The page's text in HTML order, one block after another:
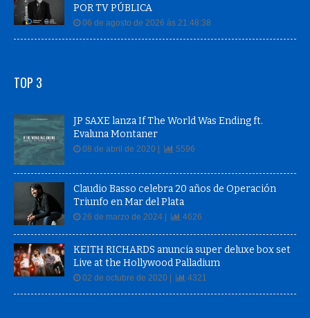
06 de agosto de 2026 às 21:48:38
Evaluna Montaner
08 de abril de 2020 |
Claudio Basso celebra 20 años de Operación
Triunfo en Mar del Plata
26 de marzo de 2024 | 4626
KEITH RICHARDS anuncia super deluxe box set
Live at the Hollywood Palladium
02 de octubre de 2020 | 4321